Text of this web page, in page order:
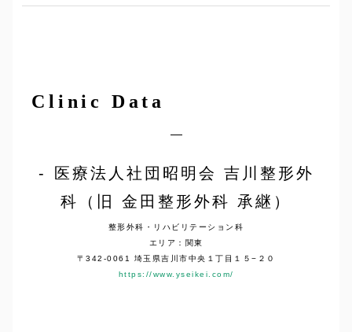
Clinic Data
医療法人社団昭明会 吉川整形外
科（旧 金田整形外科 承継）
整形外科・リハビリテーション科
エリア：関東
〒342-0061 埼玉県吉川市中央１丁目１５−２０
https://www.yseikei.com/